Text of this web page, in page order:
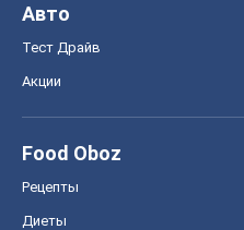
Авто
Тест Драйв
Акции
Food Oboz
Рецепты
Диеты